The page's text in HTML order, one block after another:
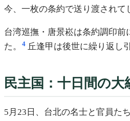
今、一枚の条約で送り渡されて
台湾巡撫・唐景崧は条約調印
た。
4 丘逢甲は後世に繰り返し
民主国：十日間の大
5月23日、台北の名士と官員た